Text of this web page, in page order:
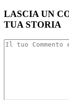
LASCIA UN
TUA STORIA